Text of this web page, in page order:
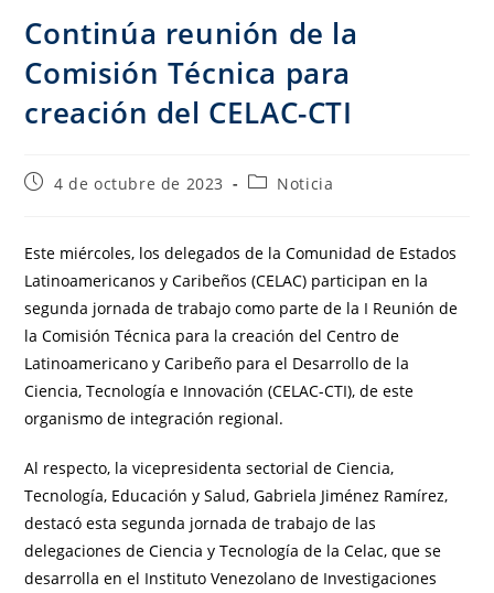
Continúa reunión de la
Comisión Técnica para
creación del CELAC-CTI
4 de octubre de 2023 Noticia
Este miércoles, los delegados de la Comunidad de Estados
Latinoamericanos y Caribeños (CELAC) participan en la
segunda jornada de trabajo como parte de la I Reunión de
la Comisión Técnica para la creación del Centro de
Latinoamericano y Caribeño para el Desarrollo de la
Ciencia, Tecnología e Innovación (CELAC-CTI), de este
organismo de integración regional.
Al respecto, la vicepresidenta sectorial de Ciencia,
Tecnología, Educación y Salud, Gabriela Jiménez Ramírez,
destacó esta segunda jornada de trabajo de las
delegaciones de Ciencia y Tecnología de la Celac, que se
desarrolla en el Instituto Venezolano de Investigaciones